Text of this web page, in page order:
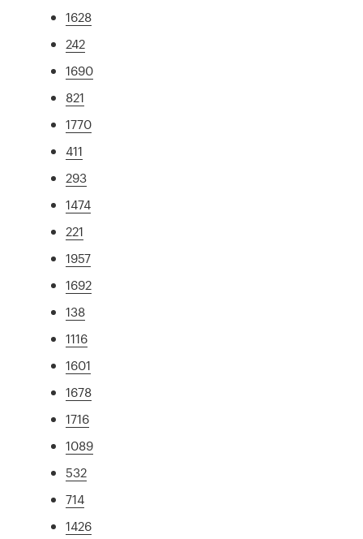
1628
242
1690
821
1770
411
293
1474
221
1957
1692
138
1116
1601
1678
1716
1089
532
714
1426